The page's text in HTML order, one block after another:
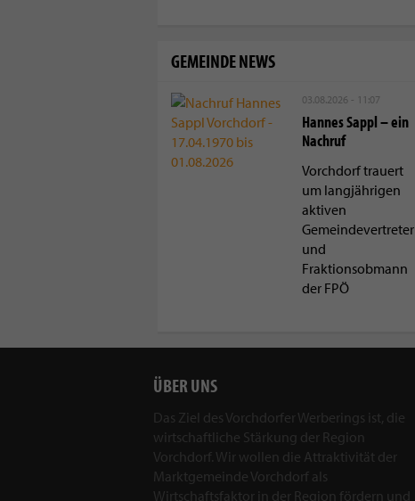
GEMEINDE NEWS
03.08.2026 - 11:07
Hannes Sappl – ein
Nachruf
Vorchdorf trauert
um langjährigen
aktiven
Gemeindevertreter
und
Fraktionsobmann
der FPÖ
ÜBER UNS
Das Ziel des Vorchdorfer Werberings ist, die
wirtschaftliche Stärkung der Region
Vorchdorf. Wir wollen die Attraktivität der
Marktgemeinde Vorchdorf als
Wirtschaftsfaktor in der Region fördern und